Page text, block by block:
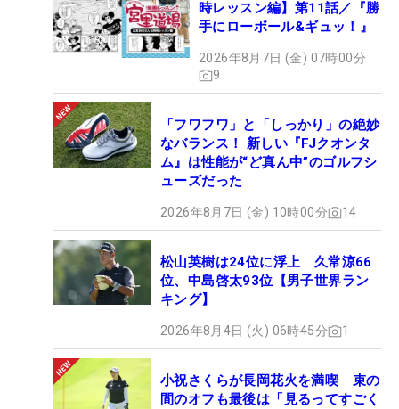
時レッスン編】第11話／『勝
手にローボール&ギュッ！』
2026年8月7日 (金) 07時00分
9
「フワフワ」と「しっかり」の絶妙
なバランス！ 新しい『FJクオンタ
ム』は性能が“ど真ん中”のゴルフシ
ューズだった
2026年8月7日 (金) 10時00分 14
松山英樹は24位に浮上 久常涼66
位、中島啓太93位【男子世界ラン
キング】
2026年8月4日 (火) 06時45分 1
小祝さくらが長岡花火を満喫 束の
間のオフも最後は「見るってすごく